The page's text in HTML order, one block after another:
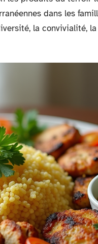
dans les
la convivialité,